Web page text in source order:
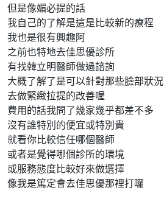
但是像媚必提的話
我自己的了解是這是比較新的療程
我也是很有興趣阿
之前也特地去佳思優診所
有找韓立明醫師做過諮詢
大概了解了是可以針對那些臉部狀況
去做緊緻拉提的改善喔
費用的話我問了幾家幾乎都差不多
沒有誰特別的便宜或特別貴
就看你比較信任哪個醫師
或者是覺得哪個診所的環境
或服務態度比較好來做選擇
像我是篤定會去佳思優那裡打囉